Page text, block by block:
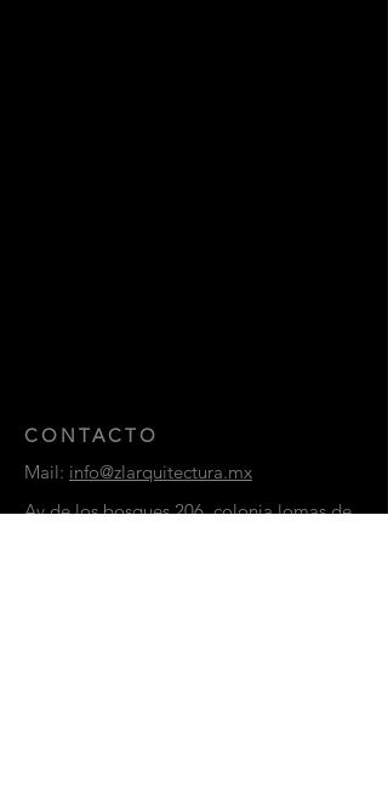
CONTACTO
Mail: info@zlarquitectura.mx
Av de los bosques 206, colonia lomas de